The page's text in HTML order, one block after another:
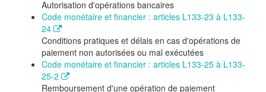
Autorisation d'opérations bancaires
Code monétaire et financier : articles L133-23 à L133-
24
Conditions pratiques et délais en cas d'opérations de
paiement non autorisées ou mal exécutées
Code monétaire et financier : articles L133-25 à L133-
25-2
Remboursement d'une opération de paiement